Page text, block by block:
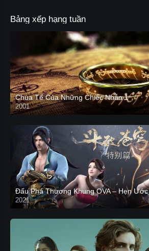
Bảng xếp hạng tuần
Chúa Tể Của Những Chiếc Nhẫn 1
2001
Đấu Phá Thương Khung OVA – Hẹn Ước
2021